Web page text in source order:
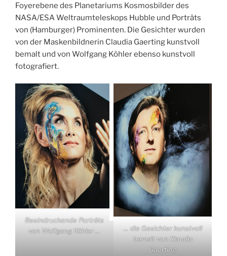
Foyerebene des Planetariums Kosmosbilder des
NASA/ESA Weltraumteleskops Hubble und Porträts
von (Hamburger) Prominenten. Die Gesichter wurden
von der Maskenbildnerin Claudia Gaerting kunstvoll
bemalt und von Wolfgang Köhler ebenso kunstvoll
fotografiert.
Beeindruckende Porträts
von Wolfgang Köhler …
… die Gesichter kunstvoll
bemalt von Claudia
Gaerting